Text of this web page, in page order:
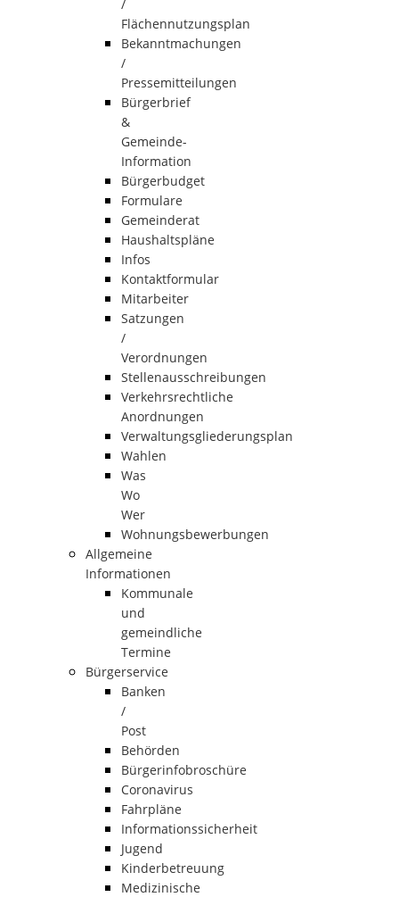
/
Flächennutzungsplan
Bekanntmachungen
/
Pressemitteilungen
Bürgerbrief
&
Gemeinde-
Information
Bürgerbudget
Formulare
Gemeinderat
Haushaltspläne
Infos
Kontaktformular
Mitarbeiter
Satzungen
/
Verordnungen
Stellenausschreibungen
Verkehrsrechtliche
Anordnungen
Verwaltungsgliederungsplan
Wahlen
Was
Wo
Wer
Wohnungsbewerbungen
Allgemeine
Informationen
Kommunale
und
gemeindliche
Termine
Bürgerservice
Banken
/
Post
Behörden
Bürgerinfobroschüre
Coronavirus
Fahrpläne
Informationssicherheit
Jugend
Kinderbetreuung
Medizinische